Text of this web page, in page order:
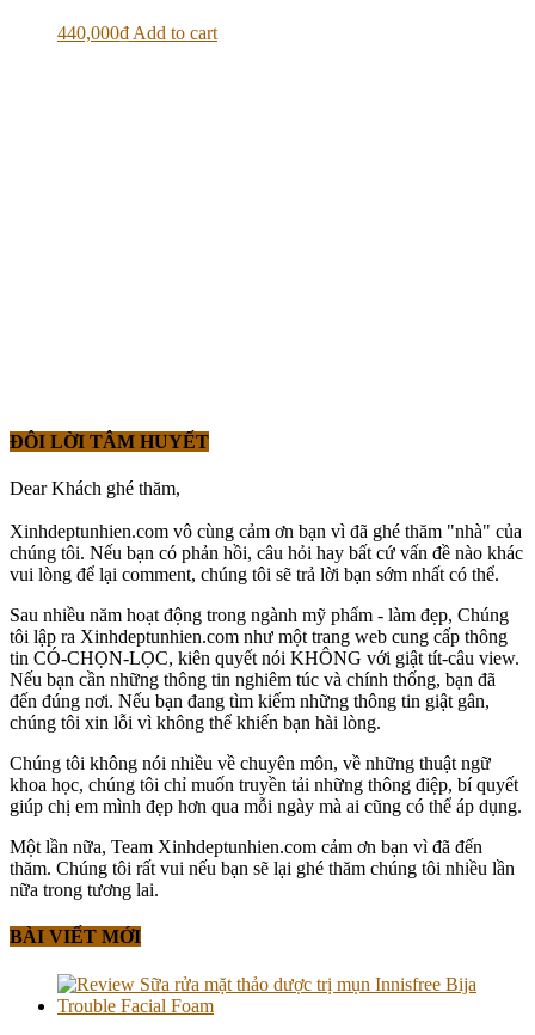
440,000₫Add to cart
ĐÔI LỜI TÂM HUYẾT
Dear Khách ghé thăm,
Xinhdeptunhien.com vô cùng cảm ơn bạn vì đã ghé thăm "nhà" của
chúng tôi. Nếu bạn có phản hồi, câu hỏi hay bất cứ vấn đề nào khác
vui lòng để lại comment, chúng tôi sẽ trả lời bạn sớm nhất có thể.
Sau nhiều năm hoạt động trong ngành mỹ phẩm - làm đẹp, Chúng
tôi lập ra Xinhdeptunhien.com như một trang web cung cấp thông
tin CÓ-CHỌN-LỌC, kiên quyết nói KHÔNG với giật tít-câu view.
Nếu bạn cần những thông tin nghiêm túc và chính thống, bạn đã
đến đúng nơi. Nếu bạn đang tìm kiếm những thông tin giật gân,
chúng tôi xin lỗi vì không thể khiến bạn hài lòng.
Chúng tôi không nói nhiều về chuyên môn, về những thuật ngữ
khoa học, chúng tôi chỉ muốn truyền tải những thông điệp, bí quyết
giúp chị em mình đẹp hơn qua mỗi ngày mà ai cũng có thể áp dụng.
Một lần nữa, Team Xinhdeptunhien.com cảm ơn bạn vì đã đến
thăm. Chúng tôi rất vui nếu bạn sẽ lại ghé thăm chúng tôi nhiều lần
nữa trong tương lai.
BÀI VIẾT MỚI